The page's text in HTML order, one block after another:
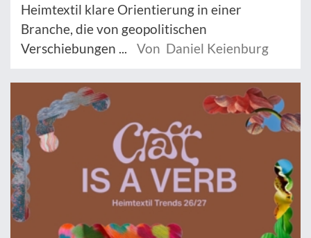
Heimtextil klare Orientierung in einer
Branche, die von geopolitischen
Verschiebungen ...
Von Daniel Keienburg